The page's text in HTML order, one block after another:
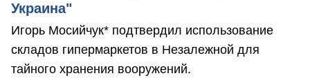
Украина"
Игорь Мосийчук* подтвердил использование
складов гипермаркетов в Незалежной для
тайного хранения вооружений.